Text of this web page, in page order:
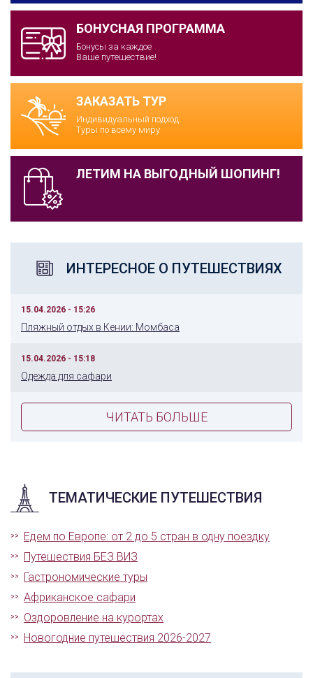
БОНУСНАЯ ПРОГРАММА
Бонусы за каждое
Ваше путешествие!
ЗАКАЗАТЬ ТУР
Индивидуальный подход.
Туры по всему миру
ЛЕТИМ НА ВЫГОДНЫЙ ШОПИНГ!
ИНТЕРЕСНОЕ О ПУТЕШЕСТВИЯХ
15.04.2026 - 15:26
Пляжный отдых в Кении: Момбаса
15.04.2026 - 15:18
Одежда для сафари
ЧИТАТЬ БОЛЬШЕ
ТЕМАТИЧЕСКИЕ ПУТЕШЕСТВИЯ
Едем по Европе: от 2 до 5 стран в одну поездку
Путешествия БЕЗ ВИЗ
Гастрономические туры
Африканское сафари
Оздоровление на курортах
Новогодние путешествия 2026-2027